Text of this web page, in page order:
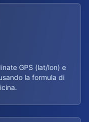
GPS (lat/lon) e
la formula di